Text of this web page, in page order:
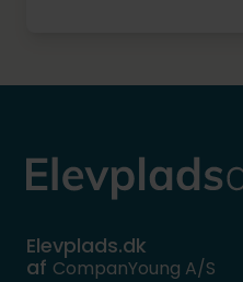
Elevplads.dk
af CompanYoung A/S